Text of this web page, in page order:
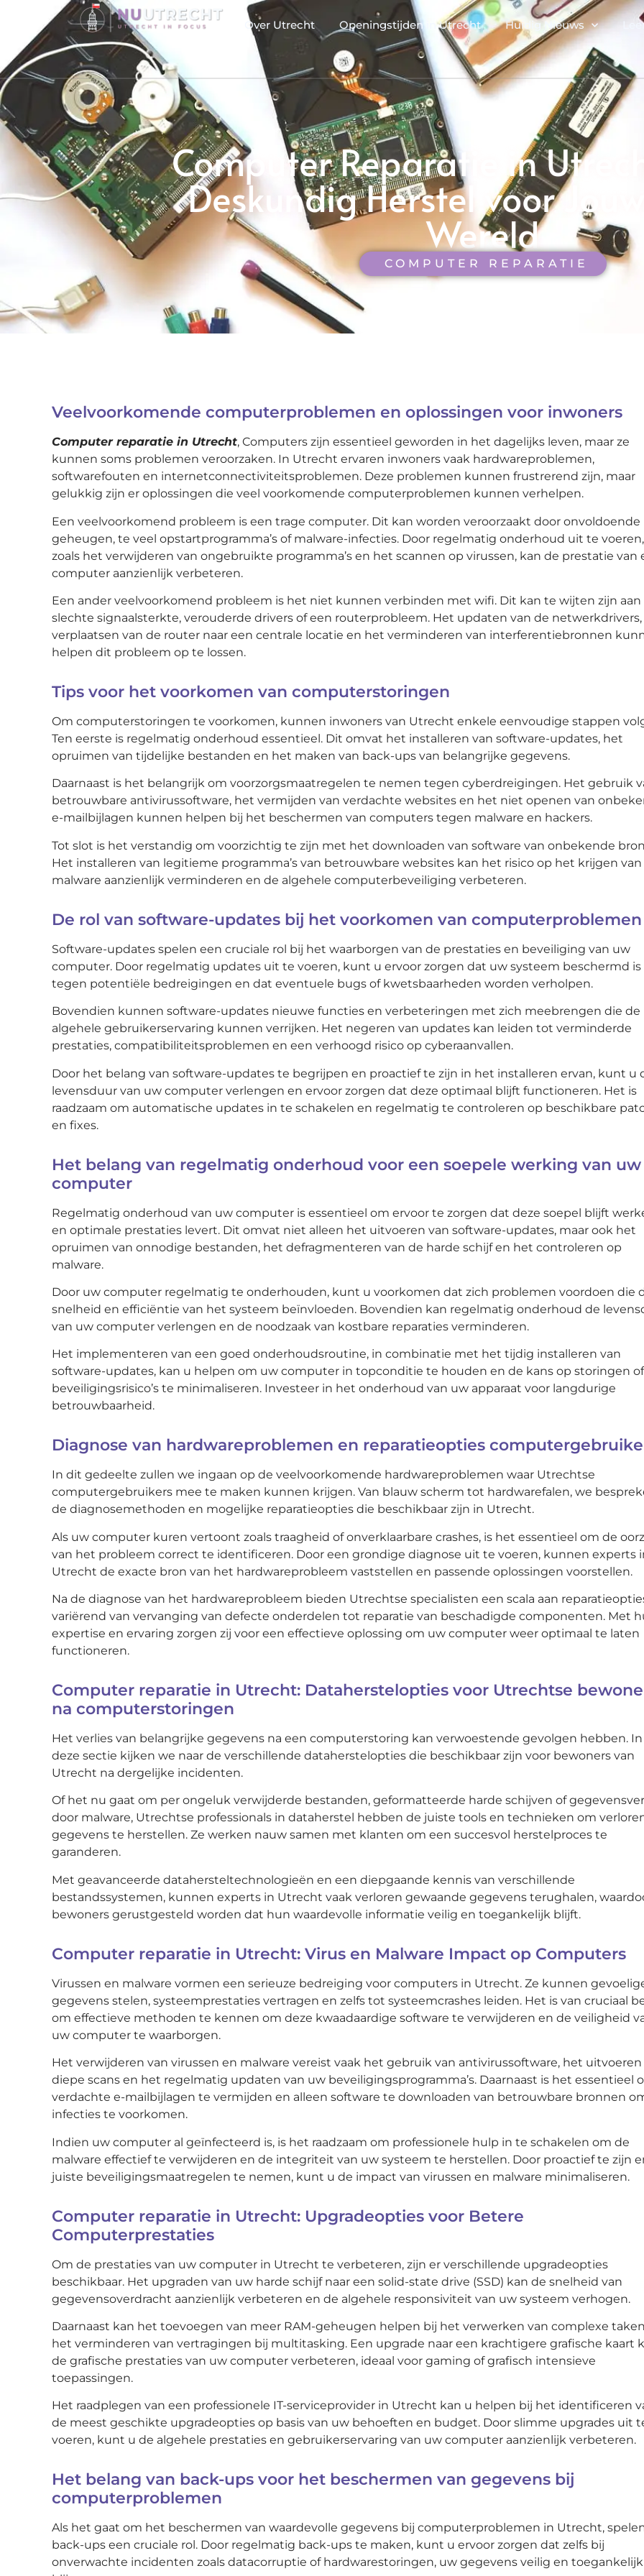
Over Utrecht Openingstijden in Utrecht Huidig Nieuws
Computer Reparatie in
Deskundig Herstel voor
Wereld
COMPUTER REPARATIE
Veelvoorkomende computerproblemen en oplossingen voor inwoners
Computer reparatie in Utrecht, Computers zijn essentieel geworden in het dagelijks leven, maar ze
kunnen soms problemen veroorzaken. In Utrecht ervaren inwoners vaak hardwareproblemen,
softwarefouten en internetconnectiviteitsproblemen. Deze problemen kunnen frustrerend zijn, maar
gelukkig zijn er oplossingen die veel voorkomende computerproblemen kunnen verhelpen.
Een veelvoorkomend probleem is een trage computer. Dit kan worden veroorzaakt door onvoldoende
geheugen, te veel opstartprogramma’s of malware-infecties. Door regelmatig onderhoud uit te voeren,
zoals het verwijderen van ongebruikte programma’s en het scannen op virussen, kan de prestatie van
computer aanzienlijk verbeteren.
Een ander veelvoorkomend probleem is het niet kunnen verbinden met wifi. Dit kan te wijten zijn aan
slechte signaalsterkte, verouderde drivers of een routerprobleem. Het updaten van de
verplaatsen van de router naar een centrale locatie en het verminderen van interferentiebronnen
helpen dit probleem op te lossen.
Tips voor het voorkomen van computerstoringen
Om computerstoringen te voorkomen, kunnen inwoners van Utrecht enkele eenvoudige stappen
Ten eerste is regelmatig onderhoud essentieel. Dit omvat het installeren van software-updates, het
opruimen van tijdelijke bestanden en het maken van back-ups van belangrijke gegevens.
Daarnaast is het belangrijk om voorzorgsmaatregelen te nemen tegen cyberdreigingen. Het gebruik
betrouwbare antivirussoftware, het vermijden van verdachte websites en het niet openen van
e-mailbijlagen kunnen helpen bij het beschermen van computers tegen malware en hackers.
Tot slot is het verstandig om voorzichtig te zijn met het downloaden van software van onbekende
Het installeren van legitieme programma’s van betrouwbare websites kan het risico op het krijgen van
malware aanzienlijk verminderen en de algehele computerbeveiliging verbeteren.
De rol van software-updates bij het voorkomen van computerproblemen
Software-updates spelen een cruciale rol bij het waarborgen van de prestaties en beveiliging van uw
computer. Door regelmatig updates uit te voeren, kunt u ervoor zorgen dat uw systeem beschermd is
tegen potentiële bedreigingen en dat eventuele bugs of kwetsbaarheden worden verholpen.
Bovendien kunnen software-updates nieuwe functies en verbeteringen met zich meebrengen die de
algehele gebruikerservaring kunnen verrijken. Het negeren van updates kan leiden tot verminderde
prestaties, compatibiliteitsproblemen en een verhoogd risico op cyberaanvallen.
Door het belang van software-updates te begrijpen en proactief te zijn in het installeren ervan, kunt u
levensduur van uw computer verlengen en ervoor zorgen dat deze optimaal blijft functioneren. Het is
raadzaam om automatische updates in te schakelen en regelmatig te controleren op beschikbare
en fixes.
Het belang van regelmatig onderhoud voor een soepele werking van uw
computer
Regelmatig onderhoud van uw computer is essentieel om ervoor te zorgen dat deze soepel blijft
en optimale prestaties levert. Dit omvat niet alleen het uitvoeren van software-updates, maar ook het
opruimen van onnodige bestanden, het defragmenteren van de harde schijf en het controleren op
malware.
Door uw computer regelmatig te onderhouden, kunt u voorkomen dat zich problemen voordoen die
snelheid en efficiëntie van het systeem beïnvloeden. Bovendien kan regelmatig onderhoud de
van uw computer verlengen en de noodzaak van kostbare reparaties verminderen.
Het implementeren van een goed onderhoudsroutine, in combinatie met het tijdig installeren van
software-updates, kan u helpen om uw computer in topconditie te houden en de kans op storingen of
beveiligingsrisico’s te minimaliseren. Investeer in het onderhoud van uw apparaat voor langdurige
betrouwbaarheid.
Diagnose van hardwareproblemen en reparatieopties
In dit gedeelte zullen we ingaan op de veelvoorkomende hardwareproblemen waar Utrechtse
computergebruikers mee te maken kunnen krijgen. Van blauw scherm tot hardwarefalen, we
de diagnosemethoden en mogelijke reparatieopties die beschikbaar zijn in Utrecht.
Als uw computer kuren vertoont zoals traagheid of onverklaarbare crashes, is het essentieel om de
van het probleem correct te identificeren. Door een grondige diagnose uit te voeren, kunnen experts
Utrecht de exacte bron van het hardwareprobleem vaststellen en passende oplossingen voorstellen.
Na de diagnose van het hardwareprobleem bieden Utrechtse specialisten een scala aan
variërend van vervanging van defecte onderdelen tot reparatie van beschadigde componenten. Met
expertise en ervaring zorgen zij voor een effectieve oplossing om uw computer weer optimaal te laten
functioneren.
Computer reparatie in Utrecht: Dataherstelopties voor Utrechtse
na computerstoringen
Het verlies van belangrijke gegevens na een computerstoring kan verwoestende gevolgen hebben. In
deze sectie kijken we naar de verschillende dataherstelopties die beschikbaar zijn voor bewoners van
Utrecht na dergelijke incidenten.
Of het nu gaat om per ongeluk verwijderde bestanden, geformatteerde harde schijven of
door malware, Utrechtse professionals in dataherstel hebben de juiste tools en technieken om
gegevens te herstellen. Ze werken nauw samen met klanten om een succesvol herstelproces te
garanderen.
Met geavanceerde datahersteltechnologieën en een diepgaande kennis van verschillende
bestandssystemen, kunnen experts in Utrecht vaak verloren gewaande gegevens terughalen,
bewoners gerustgesteld worden dat hun waardevolle informatie veilig en toegankelijk blijft.
Computer reparatie in Utrecht: Virus en Malware Impact op Computers
Virussen en malware vormen een serieuze bedreiging voor computers in Utrecht. Ze kunnen
gegevens stelen, systeemprestaties vertragen en zelfs tot systeemcrashes leiden. Het is van cruciaal
om effectieve methoden te kennen om deze kwaadaardige software te verwijderen en de veiligheid
uw computer te waarborgen.
Het verwijderen van virussen en malware vereist vaak het gebruik van antivirussoftware, het uitvoeren
diepe scans en het regelmatig updaten van uw beveiligingsprogramma’s. Daarnaast is het essentieel
verdachte e-mailbijlagen te vermijden en alleen software te downloaden van betrouwbare bronnen
infecties te voorkomen.
Indien uw computer al geïnfecteerd is, is het raadzaam om professionele hulp in te schakelen om de
malware effectief te verwijderen en de integriteit van uw systeem te herstellen. Door proactief te zijn
juiste beveiligingsmaatregelen te nemen, kunt u de impact van virussen en malware minimaliseren.
Computer reparatie in Utrecht: Upgradeopties voor Betere
Computerprestaties
Om de prestaties van uw computer in Utrecht te verbeteren, zijn er verschillende upgradeopties
beschikbaar. Het upgraden van uw harde schijf naar een solid-state drive (SSD) kan de snelheid van
gegevensoverdracht aanzienlijk verbeteren en de algehele responsiviteit van uw systeem verhogen.
Daarnaast kan het toevoegen van meer RAM-geheugen helpen bij het verwerken van complexe
het verminderen van vertragingen bij multitasking. Een upgrade naar een krachtigere grafische kaart
de grafische prestaties van uw computer verbeteren, ideaal voor gaming of grafisch intensieve
toepassingen.
Het raadplegen van een professionele IT-serviceprovider in Utrecht kan u helpen bij het identificeren
de meest geschikte upgradeopties op basis van uw behoeften en budget. Door slimme upgrades uit
voeren, kunt u de algehele prestaties en gebruikerservaring van uw computer aanzienlijk verbeteren.
Het belang van back-ups voor het beschermen van gegevens bij
computerproblemen
Als het gaat om het beschermen van waardevolle gegevens bij computerproblemen in Utrecht,
back-ups een cruciale rol. Door regelmatig back-ups te maken, kunt u ervoor zorgen dat zelfs bij
onverwachte incidenten zoals datacorruptie of hardwarestoringen, uw gegevens veilig en toegankelijk